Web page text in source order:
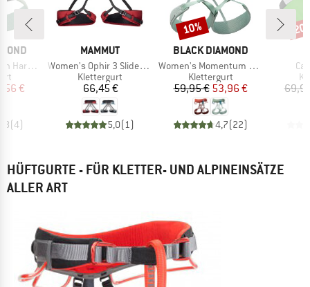
Preis
€
(4)
MARKE
MAMMUT
Artikel
Women's Ophir 3 Slide 2.0 Harness
Produktgruppe
Klettergurt
Preis
66,45 €
5,0( 1)
MARKE
BLACK DIAMOND
Artikel
Women's Momentum Harness
Produktgruppe
Klettergurt
Preis
59,95 €reduzierter Preis
53,96 €
4,7(22)
Rabatt
10%
HÜFTGURTE - FÜR KLETTER- UND ALPINEINSÄTZE
ALLER ART